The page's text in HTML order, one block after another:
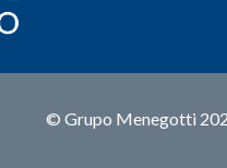
© Grupo Menegotti